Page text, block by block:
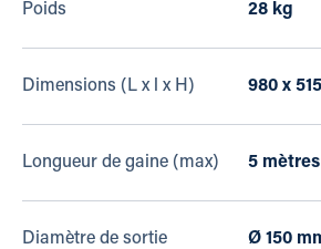
Poids 28 kg
Dimensions (L x l x H) 980 x
Longueur de gaine (max) 5 mètres
Diamètre de sortie Ø 150